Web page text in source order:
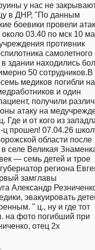
у нас не
в ДНР, "По данным
боевики провели
около 03.40 по мск 10
противник
самолетного
здании находились
50 сотрудников.В
медиков погибли на
и один
получили
атаку на
Где и от кого из
ц прошел! 07.04.26
области после
селе Великая
— семь детей и трое
региона
замглавы
Александр
эвакуировать
" ц., ну и где тот
на фото погибший при
отец 2х